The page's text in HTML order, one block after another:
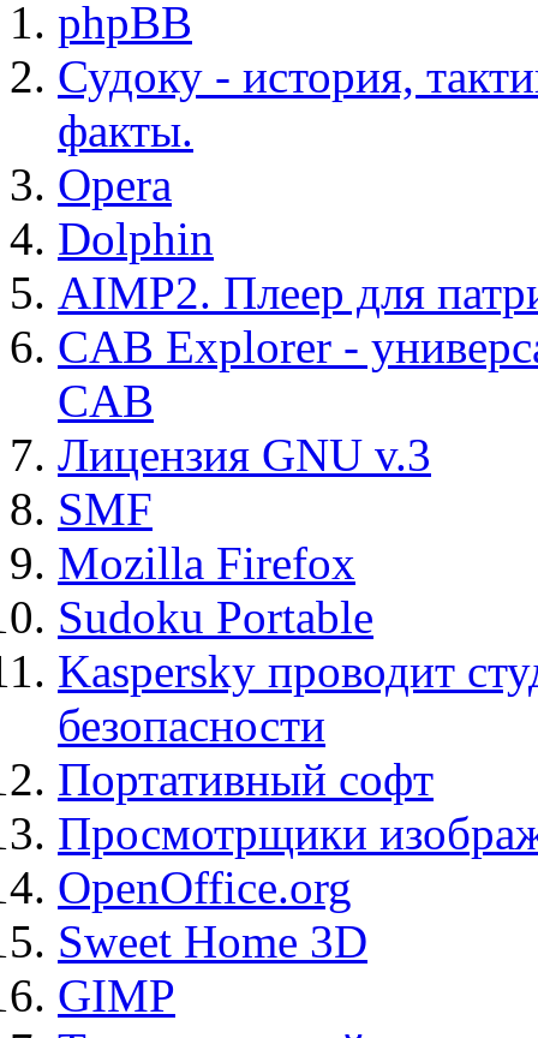
phpBB
Судоку - история,
факты.
Opera
Dolphin
AIMP2. Плеер для
CAB Explorer -
CAB
Лицензия GNU v.3
SMF
Mozilla Firefox
Sudoku Portable
Kaspersky проводит
безопасности
Портативный софт
Просмотрщики
OpenOffice.org
Sweet Home 3D
GIMP